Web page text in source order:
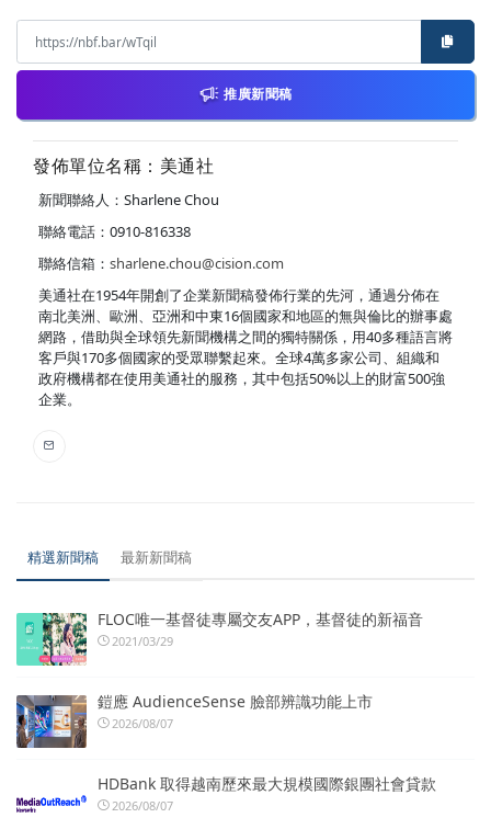
推廣新聞稿
發佈單位名稱：美通社
新聞聯絡人：Sharlene Chou
聯絡電話：0910-816338
聯絡信箱： sharlene.chou@cision.com
美通社在1954年開創了企業新聞稿發佈行業的先河，通過分佈在
南北美洲、歐洲、亞洲和中東16個國家和地區的無與倫比的辦事處
網路，借助與全球領先新聞機構之間的獨特關係，用40多種語言將
客戶與170多個國家的受眾聯繫起來。全球4萬多家公司、組織和
政府機構都在使用美通社的服務，其中包括50%以上的財富500強
企業。
精選新聞稿 最新新聞稿
FLOC唯一基督徒專屬交友APP，基督徒的新福音
2021/03/29
鎧應 AudienceSense 臉部辨識功能上市
2026/08/07
HDBank 取得越南歷來最大規模國際銀團社會貸款
2026/08/07